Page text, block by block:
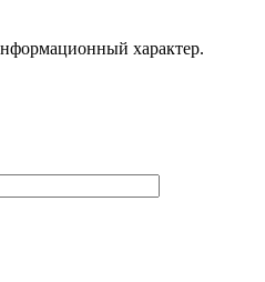
характер.